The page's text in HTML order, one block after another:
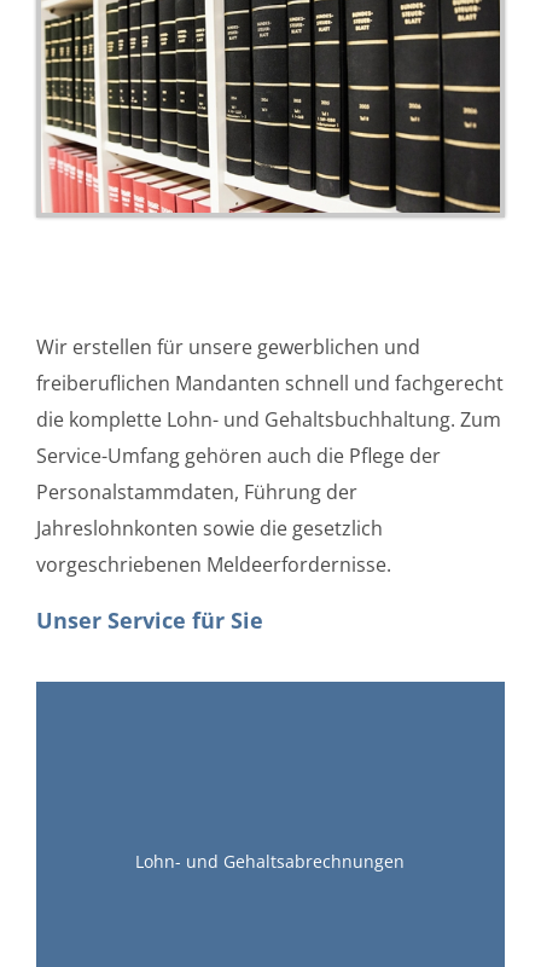
Wir erstellen für unsere gewerblichen und
freiberuflichen Mandanten schnell und fachgerecht
die komplette Lohn- und Gehaltsbuchhaltung. Zum
Service-Umfang gehören auch die Pflege der
Personalstammdaten, Führung der
Jahreslohnkonten sowie die gesetzlich
vorgeschriebenen Meldeerfordernisse.
Unser Service für Sie
Lohn- und Gehaltsabrechnungen